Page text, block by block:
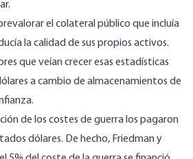
el colateral público que incluía
la calidad de sus propios activos.
que veían crecer esas estadísticas
a cambio de almacenamientos de
de los costes de guerra los pagaron
dólares. De hecho, Friedman y